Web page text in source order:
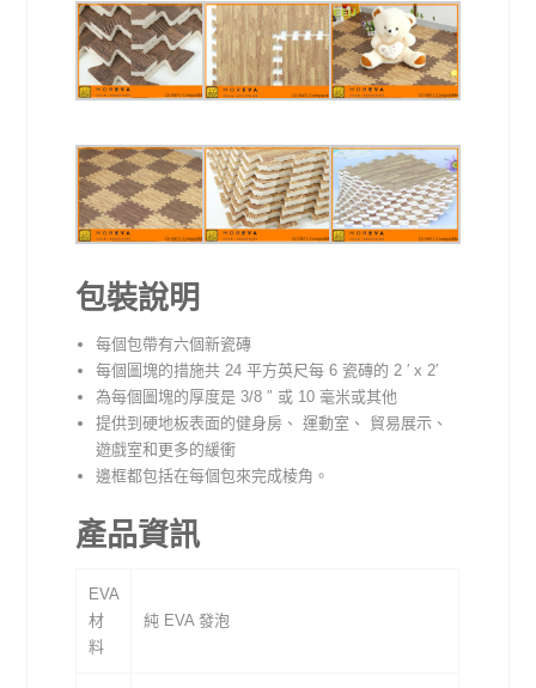
包裝說明
每個包帶有六個新瓷磚
每個圖塊的措施共 24 平方英尺每 6 瓷磚的 2 ′ x 2′
為每個圖塊的厚度是 3/8 ″ 或 10 毫米或其他
提供到硬地板表面的健身房、 運動室、 貿易展示、
遊戲室和更多的緩衝
邊框都包括在每個包來完成棱角。
產品資訊
EVA
材
料
純 EVA 發泡